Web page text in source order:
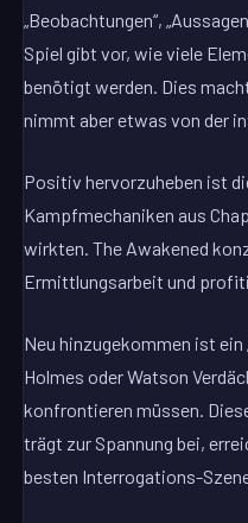
„Beobachtungen“,
Spiel gibt vor, wie viele
benötigt werden. Dies
nimmt aber etwas von der
Positiv hervorzuheben ist
Kampfmechaniken aus
wirkten. The Awakened
Ermittlungsarbeit und
Neu hinzugekommen ist ein
Holmes oder Watson
konfrontieren müssen.
trägt zur Spannung bei,
besten Interrogations-